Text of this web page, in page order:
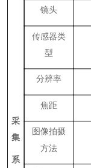
采
集
系
镜头
传感器类
型
分辨率
焦距
图像拍摄
方法